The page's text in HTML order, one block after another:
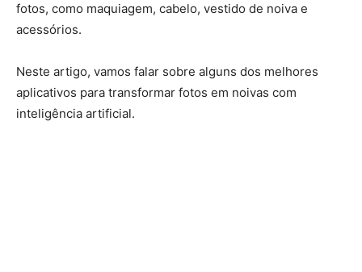
fotos, como maquiagem, cabelo, vestido de noiva e
acessórios.
Neste artigo, vamos falar sobre alguns dos melhores
aplicativos para transformar fotos em noivas com
inteligência artificial.